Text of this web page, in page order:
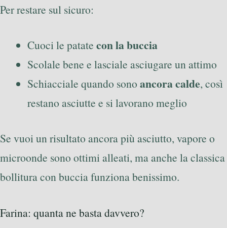
Per restare sul sicuro:
Cuoci le patate con la buccia
Scolale bene e lasciale asciugare un attimo
Schiacciale quando sono ancora calde, così
restano asciutte e si lavorano meglio
Se vuoi un risultato ancora più asciutto, vapore o
microonde sono ottimi alleati, ma anche la classica
bollitura con buccia funziona benissimo.
Farina: quanta ne basta davvero?